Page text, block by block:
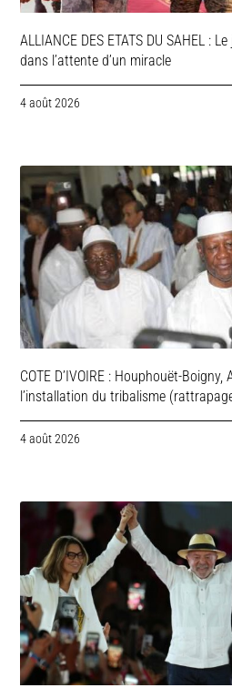
ALLIANCE DES ETATS DU SAHEL :
dans l’attente d’un miracle
4 août 2026
COTE D’IVOIRE : Houphouët-
l’installation du tribalisme
4 août 2026